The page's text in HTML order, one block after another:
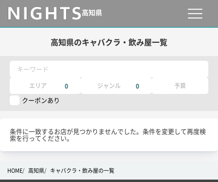
高知県
高知県のキャバクラ・飲み屋一覧
キーワード
エリア 0 ジャンル 0 予算
クーポンあり
条件に一致するお店が見つかりませんでした。条件を変更して再度検
索を行ってください。
HOME 高知県 キャバクラ・飲み屋の一覧